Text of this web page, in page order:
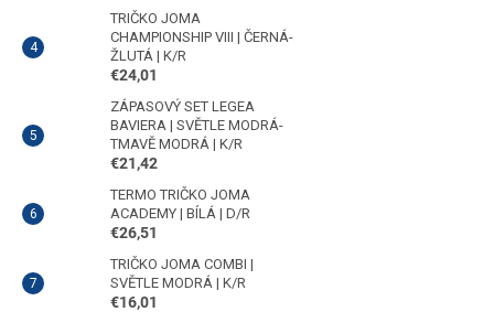
TRIČKO JOMA
CHAMPIONSHIP VIII | ČERNÁ-
ŽLUTÁ | K/R
€24,01
ZÁPASOVÝ SET LEGEA
BAVIERA | SVĚTLE MODRÁ-
TMAVĚ MODRÁ | K/R
€21,42
TERMO TRIČKO JOMA
ACADEMY | BÍLÁ | D/R
€26,51
TRIČKO JOMA COMBI |
SVĚTLE MODRÁ | K/R
€16,01